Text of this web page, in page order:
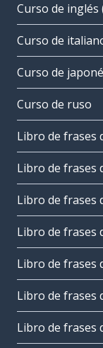
Curso de inglés
Curso de
Curso de
Curso de ruso
Libro de frases
Libro de frases
Libro de frases
Libro de frases
Libro de frases
Libro de frases
Libro de frases